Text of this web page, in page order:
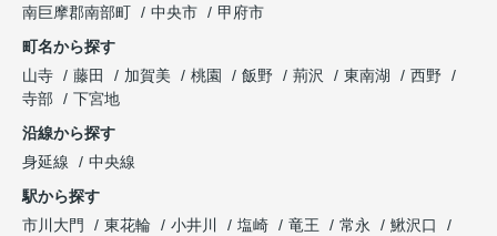
南巨摩郡南部町
中央市
甲府市
町名から探す
山寺
藤田 加賀美 桃園 飯野 荊沢 東南湖
西野
寺部
下宮地
沿線から探す
身延線
中央線
駅から探す
市川大門
東花輪 小井川 塩崎 竜王 常永
鰍沢口